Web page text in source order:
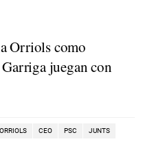
Orriols como
juegan con
CEO PSC JUNTS